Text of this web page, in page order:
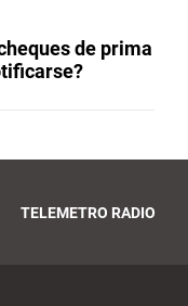
de prima
TELEMETRO RADIO